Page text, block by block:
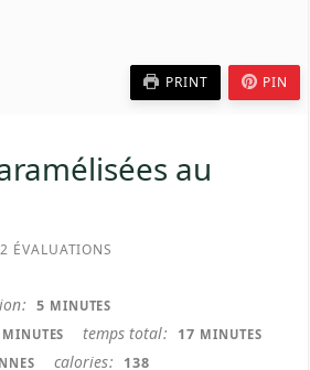
PRINT PIN
au
2 ÉVALUATIONS
5 MINUTES
MINUTES
MINUTES
MINUTES temps total 17 MINUTES
MINUTES
calories 138